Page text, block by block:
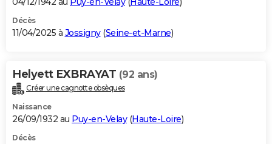
Décès
11/04/2025 à Jossigny(Seine-et-Marne)
Helyett EXBRAYAT (92 ans)
Créer une cagnotte obsèques
Naissance
26/09/1932 au Puy-en-Velay(Haute-Loire)
Décès